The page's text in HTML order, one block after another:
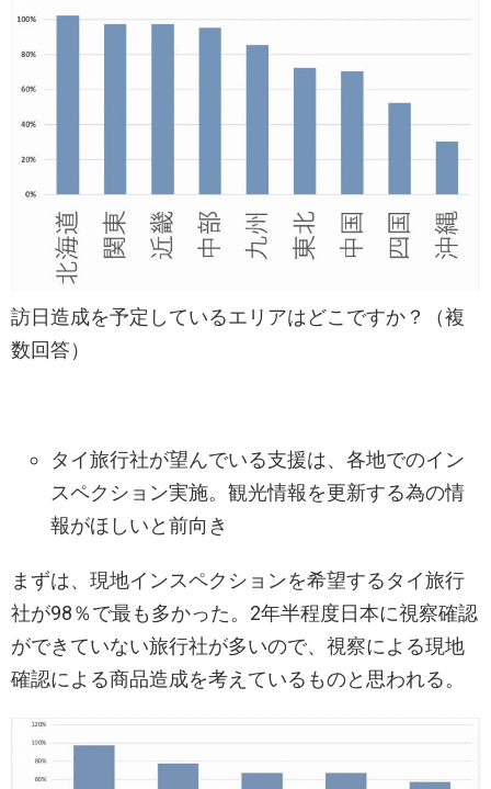
訪日造成を予定しているエリアはどこですか？（複
数回答）
タイ旅行社が望んでいる支援は、各地でのイン
スペクション実施。観光情報を更新する為の情
報がほしいと前向き
まずは、現地インスペクションを希望するタイ旅行
社が98％で最も多かった。2年半程度日本に視察確認
ができていない旅行社が多いので、視察による現地
確認による商品造成を考えているものと思われる。